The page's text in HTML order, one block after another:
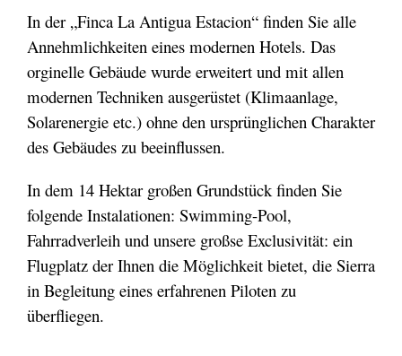
In der „Finca La Antigua Estacion“ finden Sie alle
Annehmlichkeiten eines modernen Hotels. Das
orginelle Gebäude wurde erweitert und mit allen
modernen Techniken ausgerüstet (Klimaanlage,
Solarenergie etc.) ohne den ursprünglichen Charakter
des Gebäudes zu beeinflussen.
In dem 14 Hektar großen Grundstück finden Sie
folgende Instalationen: Swimming-Pool,
Fahrradverleih und unsere großse Exclusivität: ein
Flugplatz der Ihnen die Möglichkeit bietet, die Sierra
in Begleitung eines erfahrenen Piloten zu
überfliegen.